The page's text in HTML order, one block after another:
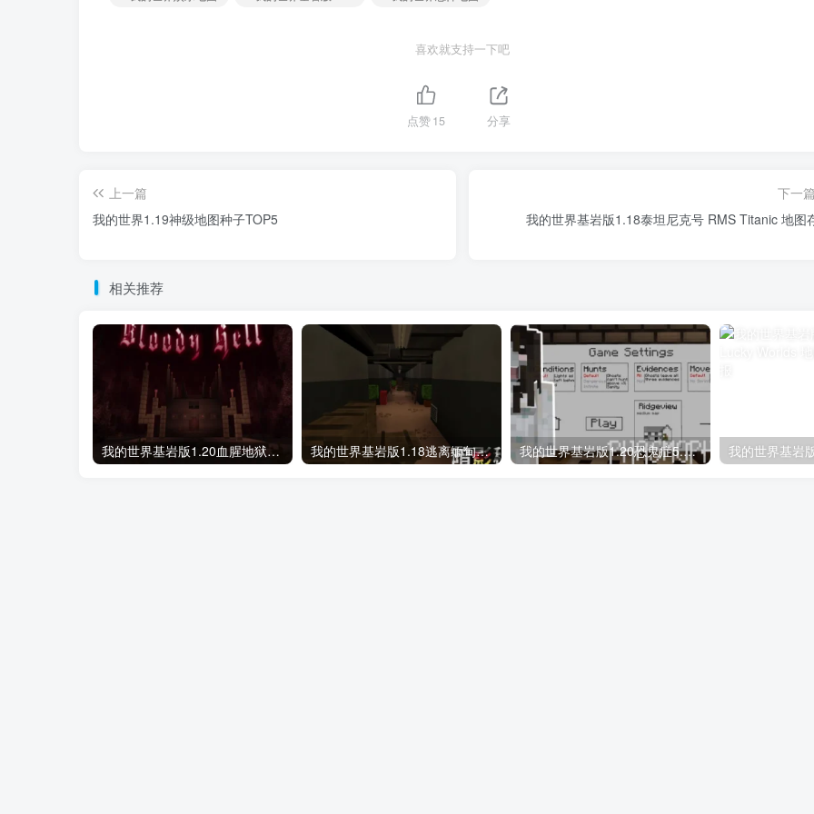
喜欢就支持一下吧
点赞15 分享
上一篇
我的世界1.19神级地图种子TOP5
下一
我的世界基岩版1.18泰坦尼克号 RMS Titanic 地图
相关推荐
我的世界基岩版1.20血腥地狱-极致视觉+心理二合一地图存档下载 我的世界基岩版1.18逃离缅甸诈骗-暗影秘网地图存档下载 我的世界基岩版1.20恐鬼症5.0地图存档下载